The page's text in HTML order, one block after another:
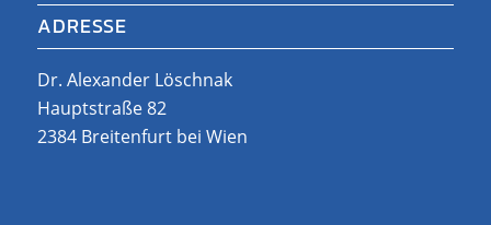
ADRESSE
Dr. Alexander Löschnak
Hauptstraße 82
2384 Breitenfurt bei Wien